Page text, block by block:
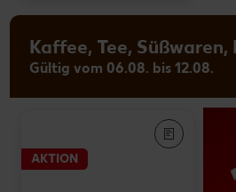
Kaffee, Tee,
Gültig vom 06.08. bis 12.08.
AKTION